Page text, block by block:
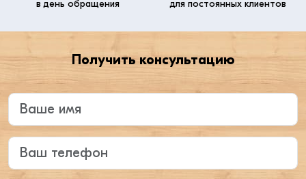
в день обращения
для постоянных клиентов
Получить консультацию
Введите ваше имя
Ваш телефон